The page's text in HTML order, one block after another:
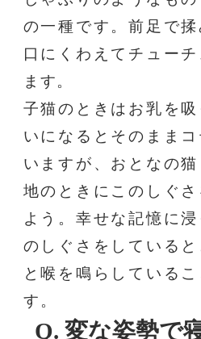
の一種です。前足で
口にくわえてチュー
ます。
子猫のときはお乳を
いになるとそのまま
いますが、おとなの
地のときにこのしぐ
よう。幸せな記憶に
のしぐさをしている
と喉を鳴らしている
す。
Q. 変な姿勢で